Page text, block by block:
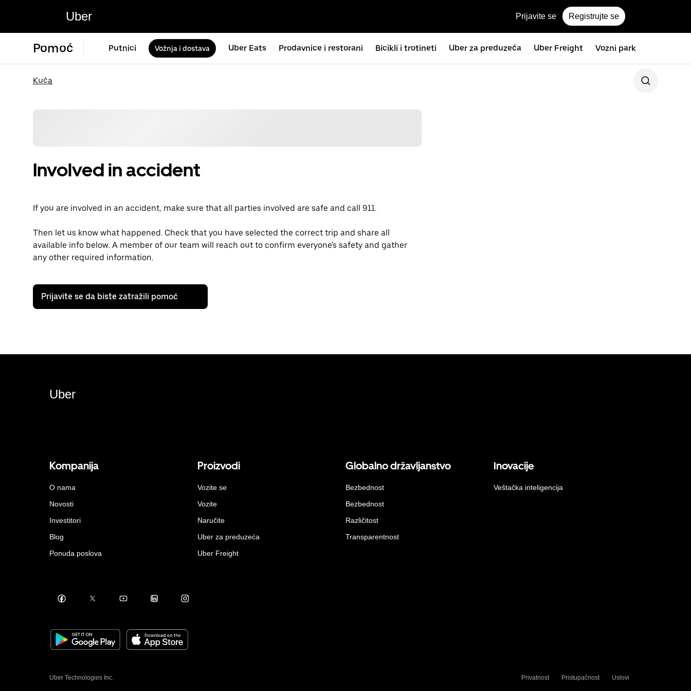
Uber Prijavite se Registrujte se
Pomoć Putnici Vožnja i dostava Uber Eats Prodavnice i restorani Bicikli i trotineti Uber za preduzeća Uber Freight Vozni park
Kuća
Involved in accident
If you are involved in an accident, make sure that all parties involved are safe and call 911.
Then let us know what happened. Check that you have selected the correct trip and share all
available info below. A member of our team will reach out to confirm everyone's safety and gather
any other required information.
Prijavite se da biste zatražili pomoć
Uber
Kompanija
O nama
Novosti
Investitori
Blog
Ponuda poslova
Proizvodi
Vozite se
Vozite
Naručite
Uber za preduzeća
Uber Freight
Globalno državljanstvo
Bezbednost
Bezbednost
Različitost
Transparentnost
Inovacije
Veštačka inteligencija
Uber Technologies Inc. Privatnost Pristupačnost Uslovi